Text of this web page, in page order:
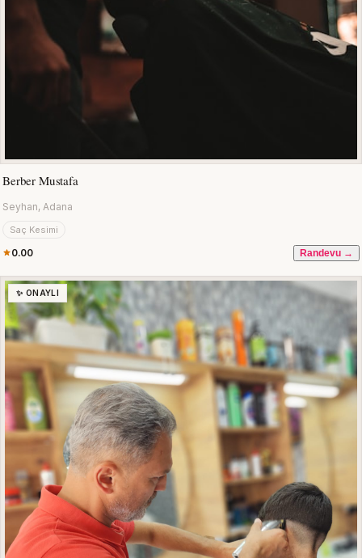
Berber Mustafa
Seyhan, Adana
Saç Kesimi
0.00 Randevu →
✨ ONAYLI